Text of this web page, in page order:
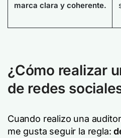
marca clara y coherente.
¿Cómo realizar
de redes
Cuando realizo una
me gusta seguir la regla: